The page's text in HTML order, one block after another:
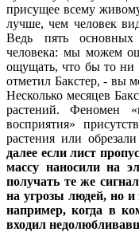
присущее всему
лучше, чем человек
Ведь пять основных
человека: мы можем
ощущать, что бы то ни
отметил Бакстер, - вы
Несколько месяцев
растений. Феномен
восприятия»
растения или
далее если лист
массу наносили на
получать те же
на угрозы людей, но и
например, когда в
входил